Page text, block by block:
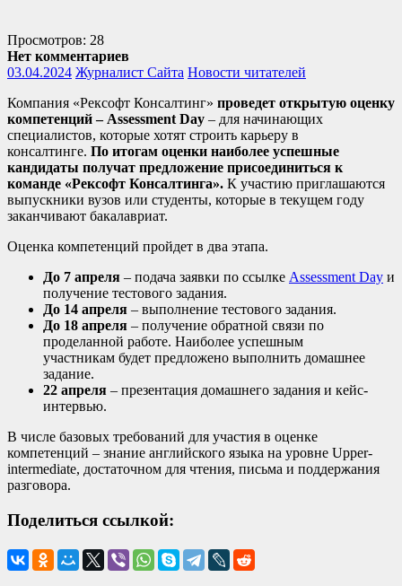
Просмотров: 28
Нет комментариев
03.04.2024 Журналист Сайта Новости читателей
Компания «Рексофт Консалтинг» проведет открытую оценку
компетенций – Assessment Day – для начинающих
специалистов, которые хотят строить карьеру в
консалтинге. По итогам оценки наиболее успешные
кандидаты получат предложение присоединиться к
команде «Рексофт Консалтинга». К участию приглашаются
выпускники вузов или студенты, которые в текущем году
заканчивают бакалавриат.
Оценка компетенций пройдет в два этапа.
До 7 апреля – подача заявки по ссылке Assessment Day и
получение тестового задания.
До 14 апреля – выполнение тестового задания.
До 18 апреля – получение обратной связи по
проделанной работе. Наиболее успешным
участникам будет предложено выполнить домашнее
задание.
22 апреля – презентация домашнего задания и кейс-
интервью.
В числе базовых требований для участия в оценке
компетенций – знание английского языка на уровне Upper-
intermediate, достаточном для чтения, письма и поддержания
разговора.
Поделиться ссылкой: